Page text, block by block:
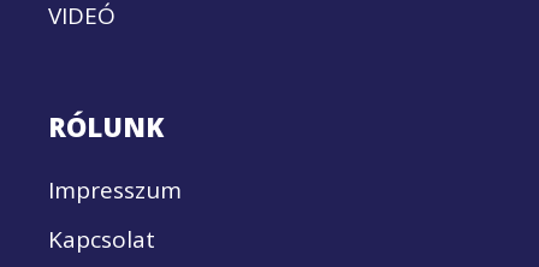
VIDEÓ
RÓLUNK
Impresszum
Kapcsolat